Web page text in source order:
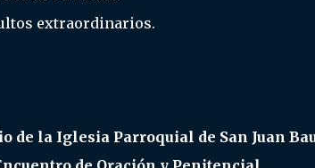
extraordinarios.
de la Iglesia Parroquial de San Juan